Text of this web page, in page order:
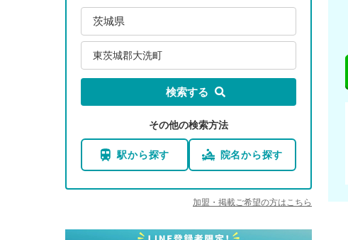
茨城県
東茨城郡大洗町
検索する
その他の検索方法
駅から探す 院名から探す
加盟・掲載ご希望の方はこちら